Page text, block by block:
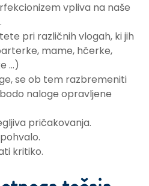
vpliva na naše
pri različnih vlogah, ki jih
mame, hčerke,
…)
se ob tem razbremeniti
naloge opravljene
pričakovanja.
kritiko.